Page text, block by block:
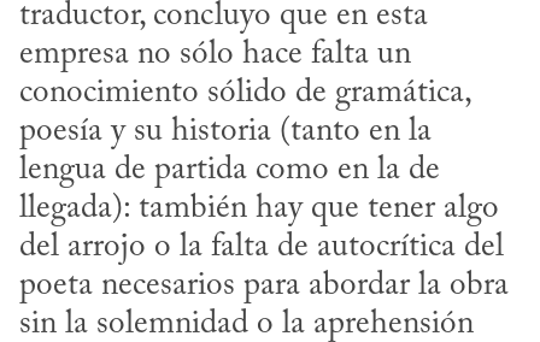
traductor, concluyo que en esta
empresa no sólo hace falta un
conocimiento sólido de gramática,
poesía y su historia (tanto en la
lengua de partida como en la de
llegada): también hay que tener algo
del arrojo o la falta de autocrítica del
poeta necesarios para abordar la obra
sin la solemnidad o la aprehensión